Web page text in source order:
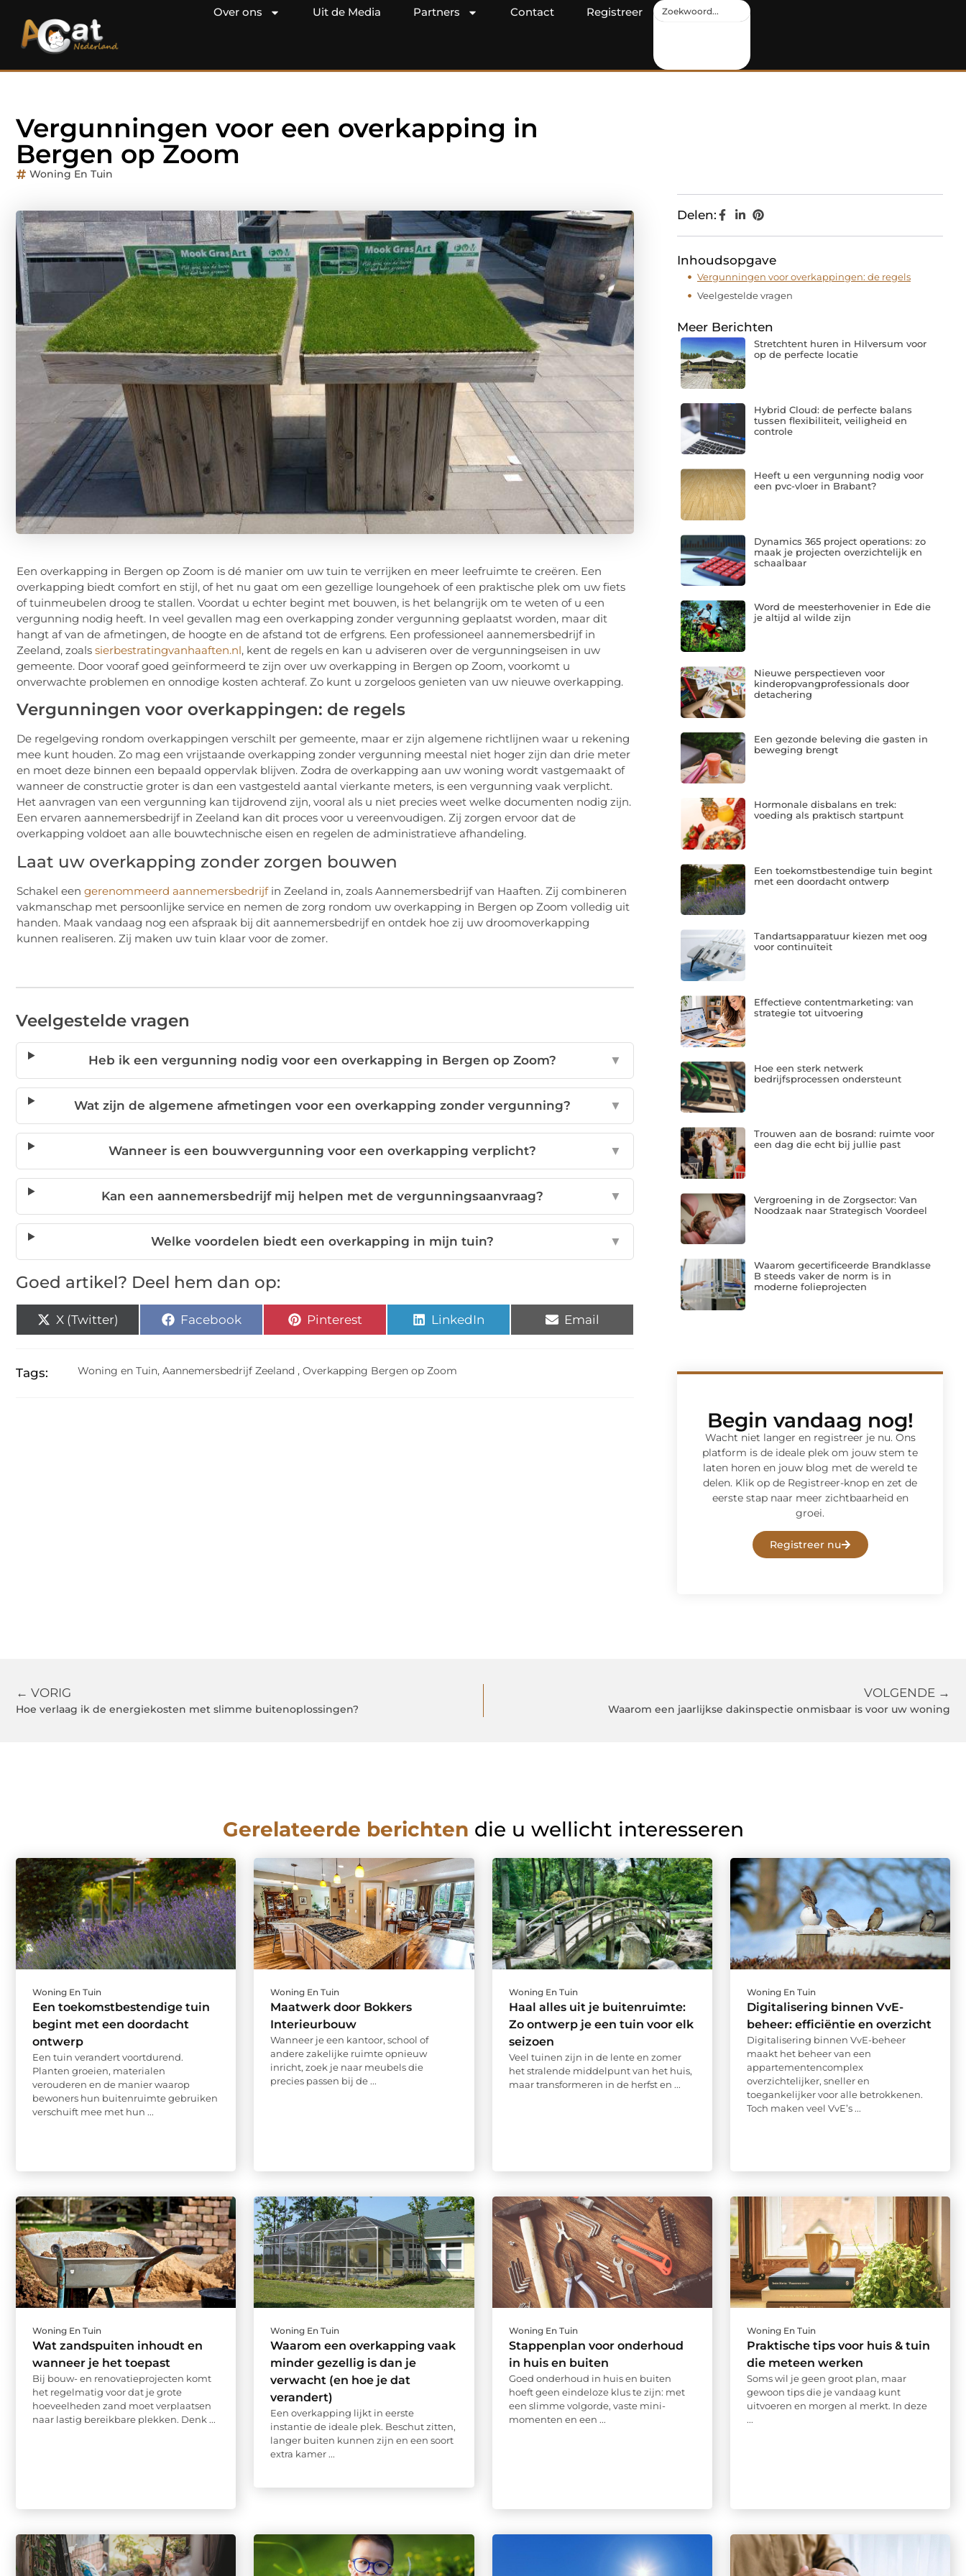
Over ons Uit de Media Partners Contact Registreer
Vergunningen voor een overkapping in
Bergen op Zoom
Woning En Tuin
Een overkapping in Bergen op Zoom is dé manier om uw tuin te verrijken en meer leefruimte te creëren. Een
overkapping biedt comfort en stijl, of het nu gaat om een gezellige loungehoek of een praktische plek om uw fiets
of tuinmeubelen droog te stallen. Voordat u echter begint met bouwen, is het belangrijk om te weten of u een
vergunning nodig heeft. In veel gevallen mag een overkapping zonder vergunning geplaatst worden, maar dit
hangt af van de afmetingen, de hoogte en de afstand tot de erfgrens. Een professioneel aannemersbedrijf in
Zeeland, zoals sierbestratingvanhaaften.nl, kent de regels en kan u adviseren over de vergunningseisen in uw
gemeente. Door vooraf goed geïnformeerd te zijn over uw overkapping in Bergen op Zoom, voorkomt u
onverwachte problemen en onnodige kosten achteraf. Zo kunt u zorgeloos genieten van uw nieuwe overkapping.
Vergunningen voor overkappingen: de regels
De regelgeving rondom overkappingen verschilt per gemeente, maar er zijn algemene richtlijnen waar u rekening
mee kunt houden. Zo mag een vrijstaande overkapping zonder vergunning meestal niet hoger zijn dan drie meter
en moet deze binnen een bepaald oppervlak blijven. Zodra de overkapping aan uw woning wordt vastgemaakt of
wanneer de constructie groter is dan een vastgesteld aantal vierkante meters, is een vergunning vaak verplicht.
Het aanvragen van een vergunning kan tijdrovend zijn, vooral als u niet precies weet welke documenten nodig zijn.
Een ervaren aannemersbedrijf in Zeeland kan dit proces voor u vereenvoudigen. Zij zorgen ervoor dat de
overkapping voldoet aan alle bouwtechnische eisen en regelen de administratieve afhandeling.
Laat uw overkapping zonder zorgen bouwen
Schakel een gerenommeerd aannemersbedrijfin Zeeland in, zoals Aannemersbedrijf van Haaften. Zij combineren
vakmanschap met persoonlijke service en nemen de zorg rondom uw overkapping in Bergen op Zoom volledig uit
handen. Maak vandaag nog een afspraak bij dit aannemersbedrijf en ontdek hoe zij uw droomoverkapping
kunnen realiseren. Zij maken uw tuin klaar voor de zomer.
Veelgestelde vragen
Heb ik een vergunning nodig voor een overkapping in Bergen op Zoom? ▼
Wat zijn de algemene afmetingen voor een overkapping zonder vergunning? ▼
Wanneer is een bouwvergunning voor een overkapping verplicht? ▼
Kan een aannemersbedrijf mij helpen met de vergunningsaanvraag? ▼
Welke voordelen biedt een overkapping in mijn tuin? ▼
Goed artikel? Deel hem dan op:
X (Twitter) Facebook Pinterest LinkedIn Email
Tags: Woning en Tuin, Aannemersbedrijf Zeeland , Overkapping Bergen op Zoom
Delen:
Inhoudsopgave
Vergunningen voor overkappingen: de regels
Veelgestelde vragen
Meer Berichten
Stretchtent huren in Hilversum voor
op de perfecte locatie
Hybrid Cloud: de perfecte balans
tussen flexibiliteit, veiligheid en
controle
Heeft u een vergunning nodig voor
een pvc-vloer in Brabant?
Dynamics 365 project operations: zo
maak je projecten overzichtelijk en
schaalbaar
Word de meesterhovenier in Ede die
je altijd al wilde zijn
Nieuwe perspectieven voor
kinderopvangprofessionals door
detachering
Een gezonde beleving die gasten in
beweging brengt
Hormonale disbalans en trek:
voeding als praktisch startpunt
Een toekomstbestendige tuin begint
met een doordacht ontwerp
Tandartsapparatuur kiezen met oog
voor continuïteit
Effectieve contentmarketing: van
strategie tot uitvoering
Hoe een sterk netwerk
bedrijfsprocessen ondersteunt
Trouwen aan de bosrand: ruimte voor
een dag die echt bij jullie past
Vergroening in de Zorgsector: Van
Noodzaak naar Strategisch Voordeel
Waarom gecertificeerde Brandklasse
B steeds vaker de norm is in
moderne folieprojecten
Begin vandaag nog!
Wacht niet langer en registreer je nu. Ons
platform is de ideale plek om jouw stem te
laten horen en jouw blog met de wereld te
delen. Klik op de Registreer-knop en zet de
eerste stap naar meer zichtbaarheid en
groei.
Registreer nu
← VORIG
Hoe verlaag ik de energiekosten met slimme buitenoplossingen?
VOLGENDE →
Waarom een jaarlijkse dakinspectie onmisbaar is voor uw woning
Gerelateerde berichten die u wellicht interesseren
Woning En Tuin
Een toekomstbestendige tuin
begint met een doordacht
ontwerp
Een tuin verandert voortdurend.
Planten groeien, materialen
verouderen en de manier waarop
bewoners hun buitenruimte gebruiken
verschuift mee met hun ...
Woning En Tuin
Maatwerk door Bokkers
Interieurbouw
Wanneer je een kantoor, school of
andere zakelijke ruimte opnieuw
inricht, zoek je naar meubels die
precies passen bij de ...
Woning En Tuin
Haal alles uit je buitenruimte:
Zo ontwerp je een tuin voor elk
seizoen
Veel tuinen zijn in de lente en zomer
het stralende middelpunt van het huis,
maar transformeren in de herfst en ...
Woning En Tuin
Digitalisering binnen VvE-
beheer: efficiëntie en overzicht
Digitalisering binnen VvE-beheer
maakt het beheer van een
appartementencomplex
overzichtelijker, sneller en
toegankelijker voor alle betrokkenen.
Toch maken veel VvE’s ...
Woning En Tuin
Wat zandspuiten inhoudt en
wanneer je het toepast
Bij bouw- en renovatieprojecten komt
het regelmatig voor dat je grote
hoeveelheden zand moet verplaatsen
naar lastig bereikbare plekken. Denk ...
Woning En Tuin
Waarom een overkapping vaak
minder gezellig is dan je
verwacht (en hoe je dat
verandert)
Een overkapping lijkt in eerste
instantie de ideale plek. Beschut zitten,
langer buiten kunnen zijn en een soort
extra kamer ...
Woning En Tuin
Stappenplan voor onderhoud
in huis en buiten
Goed onderhoud in huis en buiten
hoeft geen eindeloze klus te zijn: met
een slimme volgorde, vaste mini-
momenten en een ...
Woning En Tuin
Praktische tips voor huis & tuin
die meteen werken
Soms wil je geen groot plan, maar
gewoon tips die je vandaag kunt
uitvoeren en morgen al merkt. In deze
...